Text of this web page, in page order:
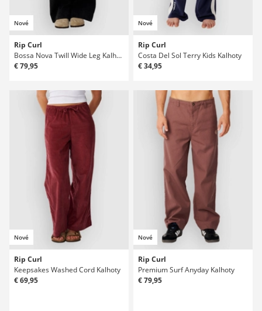
Nové
Rip Curl
Bossa Nova Twill Wide Leg Kalhoty
€ 79,95
Nové
Rip Curl
Costa Del Sol Terry Kids Kalhoty
€ 34,95
Nové
Rip Curl
Keepsakes Washed Cord Kalhoty
€ 69,95
Nové
Rip Curl
Premium Surf Anyday Kalhoty
€ 79,95